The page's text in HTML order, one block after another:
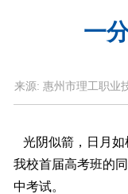
一
来源: 惠州市理工职业
光阴似箭，日月如
我校首届高考班的
中考试。